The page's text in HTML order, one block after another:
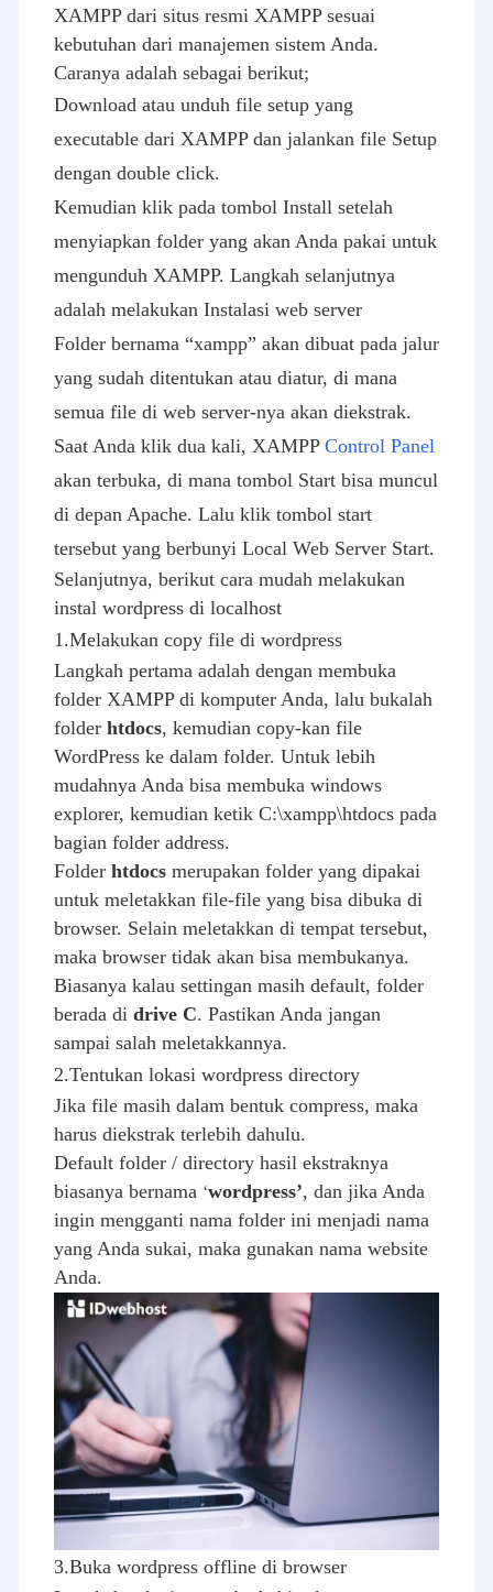
XAMPP dari situs resmi XAMPP sesuai
kebutuhan dari manajemen sistem Anda.
Caranya adalah sebagai berikut;
Download atau unduh file setup yang
executable dari XAMPP dan jalankan file Setup
dengan double click.
Kemudian klik pada tombol Install setelah
menyiapkan folder yang akan Anda pakai untuk
mengunduh XAMPP. Langkah selanjutnya
adalah melakukan Instalasi web server
Folder bernama “xampp” akan dibuat pada jalur
yang sudah ditentukan atau diatur, di mana
semua file di web server-nya akan diekstrak.
Saat Anda klik dua kali, XAMPP Control Panel
akan terbuka, di mana tombol Start bisa muncul
di depan Apache. Lalu klik tombol start
tersebut yang berbunyi Local Web Server Start.
Selanjutnya, berikut cara mudah melakukan
instal wordpress di localhost
1.Melakukan copy file di wordpress
Langkah pertama adalah dengan membuka
folder XAMPP di komputer Anda, lalu bukalah
folder htdocs, kemudian copy-kan file
WordPress ke dalam folder. Untuk lebih
mudahnya Anda bisa membuka windows
explorer, kemudian ketik C:\xampp\htdocs pada
bagian folder address.
Folder htdocs merupakan folder yang dipakai
untuk meletakkan file-file yang bisa dibuka di
browser. Selain meletakkan di tempat tersebut,
maka browser tidak akan bisa membukanya.
Biasanya kalau settingan masih default, folder
berada di drive C. Pastikan Anda jangan
sampai salah meletakkannya.
2.Tentukan lokasi wordpress directory
Jika file masih dalam bentuk compress, maka
harus diekstrak terlebih dahulu.
Default folder / directory hasil ekstraknya
biasanya bernama ‘wordpress’, dan jika Anda
ingin mengganti nama folder ini menjadi nama
yang Anda sukai, maka gunakan nama website
Anda.
3.Buka wordpress offline di browser